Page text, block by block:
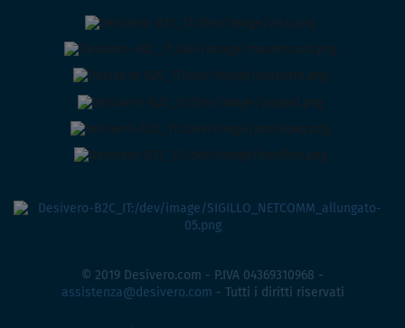
© 2019 Desivero.com - P.IVA 04369310968 -
assistenza@desivero.com - Tutti i diritti riservati